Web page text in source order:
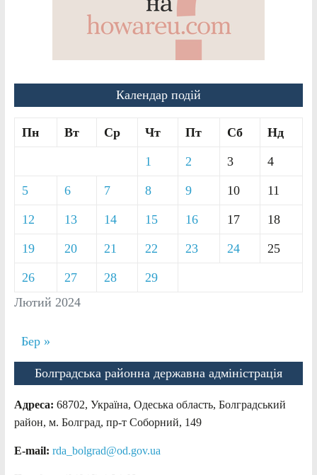
Календар подій
Лютий 2024
Пн Вт Ср Чт Пт Сб Нд
1 2 3 4
5 6 7 8 9 10 11
12 13 14 15 16 17 18
19 20 21 22 23 24 25
26 27 28 29
Бер »
Болградська районна державна адміністрація
Адреса: 68702, Україна, Одеська область, Болградський
район, м. Болград, пр-т Соборний, 149
E-mail: rda_bolgrad@od.gov.ua